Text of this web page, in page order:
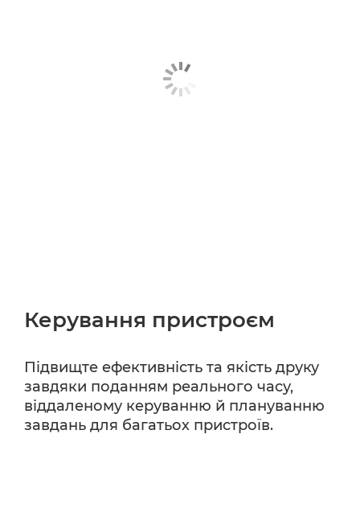
Керування пристроєм
Підвищте ефективність та якість друку
завдяки поданням реального часу,
віддаленому керуванню й плануванню
завдань для багатьох пристроїв.